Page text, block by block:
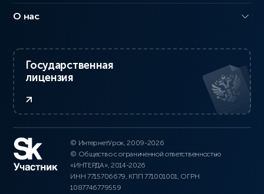
О нас
Государственная
лицензия
© ИнтернетУрок, 2009-2026
© Общество с ограниченной ответственностью
«ИНТЕРДА», 2014-2026
ИНН 7715706679, КПП 771001001, ОГРН
1087746779559